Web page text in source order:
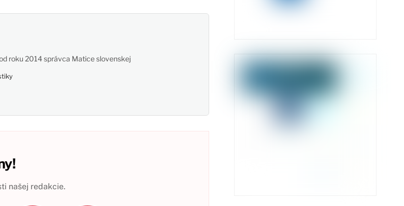
roku 2014 správca Matice slovenskej
našej redakcie.